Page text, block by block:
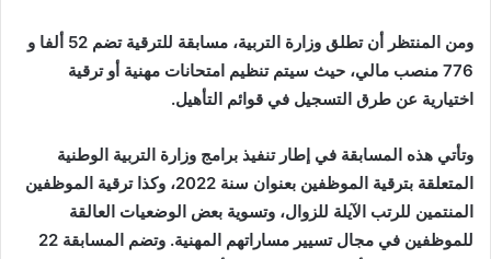
و‫من المنتظر أن تطلق وزارة التربية، مسابقة للترقية تضم 52 ألفا و
776 منصب مالي، حيث سيتم تنظيم امتحانات مهنية أو ترقية
اختيارية عن طرق التسجيل في قوائم التأهيل.
وتأتي هذه المسابقة في إطار تنفيذ برامج وزارة التربية الوطنية
المتعلقة بترقية الموظفين بعنوان سنة 2022، وكذا ترقية الموظفين
المنتمين للرتب الآيلة للزوال، وتسوية بعض الوضعيات العالقة
للموظفين في مجال تسيير مساراتهم المهنية. وتضم المسابقة 22